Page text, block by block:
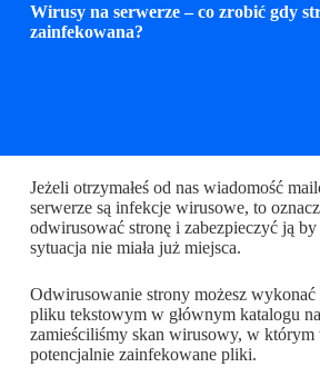
Wirusy na serwerze – co zrobić gdy
zainfekowana?
Jeżeli otrzymałeś od nas wiadomość
serwerze są infekcje wirusowe, to
odwirusować stronę i zabezpieczyć ją by
sytuacja nie miała już miejsca.
Odwirusowanie strony możesz
pliku tekstowym w głównym katalogu
zamieściliśmy skan wirusowy, w którym
potencjalnie zainfekowane pliki.